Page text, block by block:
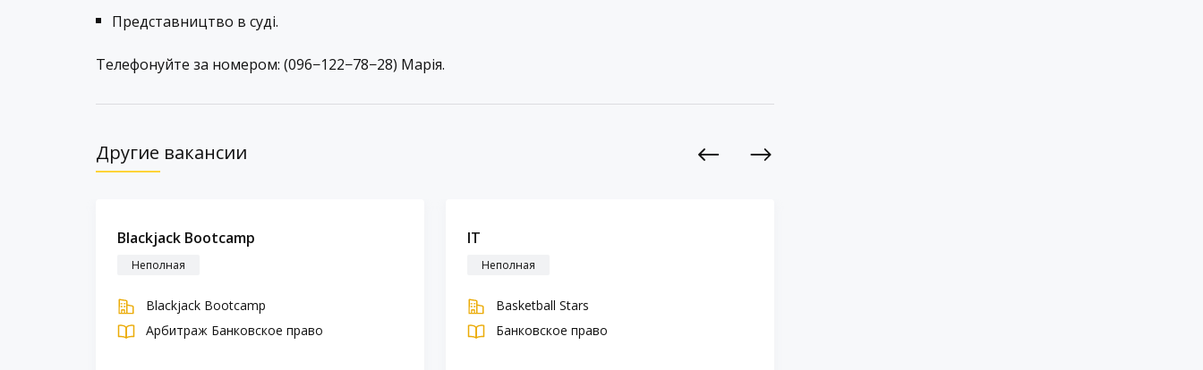
Представництво в суді.
Телефонуйте за номером: (096−122−78−28) Марія.
Другие вакансии
Blackjack Bootcamp
Неполная
Blackjack Bootcamp
Арбитраж Банковское право
IT
Неполная
Basketball Stars
Банковское право